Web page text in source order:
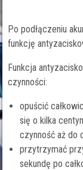
Po podłączeniu
funkcję
Funkcja
czynności:
opuścić
się o kilka
czynność aż do
przytrzymać
sekundę po